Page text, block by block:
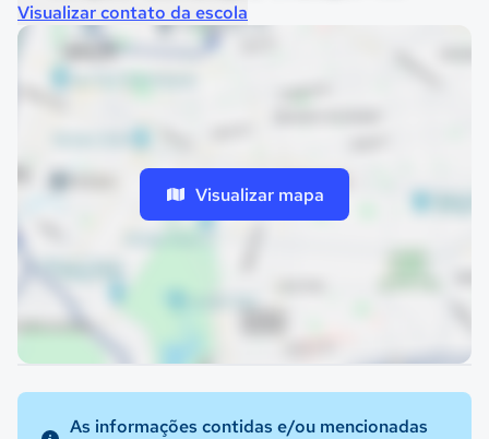
Visualizar contato da escola
Visualizar mapa
As informações contidas e/ou mencionadas